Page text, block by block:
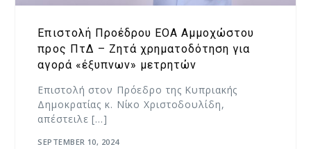
Επιστολή Προέδρου ΕΟΑ Αμμοχώστου
προς ΠτΔ – Ζητά χρηματοδότηση για
αγορά «έξυπνων» μετρητών
Επιστολή στον Πρόεδρο της Κυπριακής
Δημοκρατίας κ. Νίκο Χριστοδουλίδη,
απέστειλε […]
SEPTEMBER 10, 2024